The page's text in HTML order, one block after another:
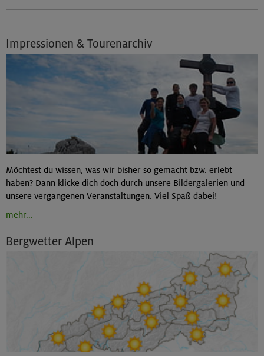
Impressionen & Tourenarchiv
Möchtest du wissen, was wir bisher so gemacht bzw. erlebt
haben? Dann klicke dich doch durch unsere Bildergalerien und
unsere vergangenen Veranstaltungen. Viel Spaß dabei!
mehr...
Bergwetter Alpen